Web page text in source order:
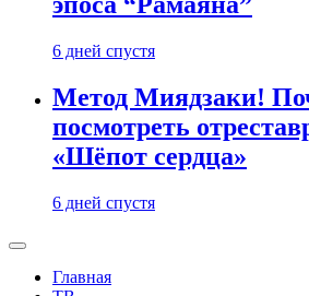
6 дней спустя
Метод Миядзаки!
посмотреть
«Шёпот сердца»
6 дней спустя
Главная